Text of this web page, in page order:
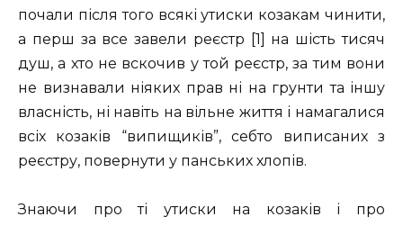
почали після того всякі утиски козакам чинити,
а перш за все завели реєстр [1] на шість тисяч
душ, а хто не вскочив у той реєстр, за тим вони
не визнавали ніяких прав ні на грунти та іншу
власність, ні навіть на вільне життя і намагалися
всіх козаків “випищиків”, себто виписаних з
реєстру, повернути у панських хлопів.
Знаючи про ті утиски на козаків і про